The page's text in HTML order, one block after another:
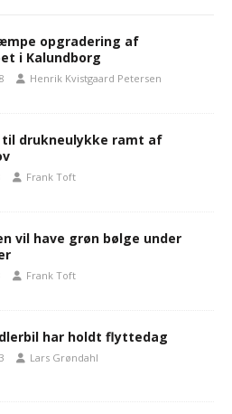
opgradering af
i Kalundborg
Henrik Kvistgaard Petersen
til drukneulykke ramt af
Frank Toft
vil have grøn bølge under
Frank Toft
har holdt flyttedag
Lars Grøndahl